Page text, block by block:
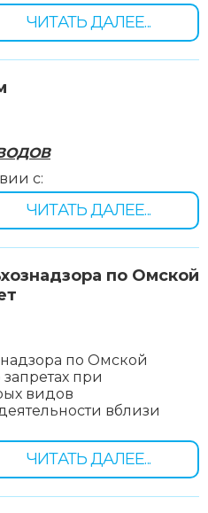
ЧИТАТЬ ДАЛЕЕ...
с:
ЧИТАТЬ ДАЛЕЕ...
по Омской
по Омской
при
видов
вблизи
ЧИТАТЬ ДАЛЕЕ...